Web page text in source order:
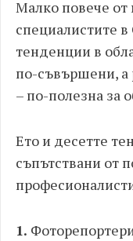
Малко повече от
специалистите в
тенденции в
по-съвършени, а
– по-полезна за
Ето и десетте
съпътствани от
1.